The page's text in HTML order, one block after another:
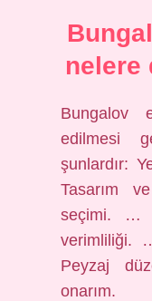
nelere
Bungalov
edilmesi
şunlardır:
Tasarım
seçimi. …
verimliliği.
Peyzaj
onarım.